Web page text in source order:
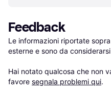
Feedback
Le informazioni riportate
esterne e sono da
Hai notato qualcosa che non
favore segnala problemi qui.